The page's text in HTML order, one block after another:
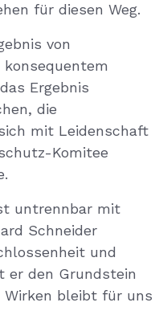
für diesen Weg.
von
Ergebnis
die
mit Leidenschaft
Komitee
untrennbar mit
Schneider
und
er den Grundstein
bleibt für uns